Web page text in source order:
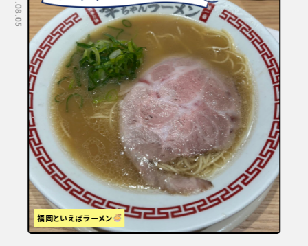
福岡といえばラーメン